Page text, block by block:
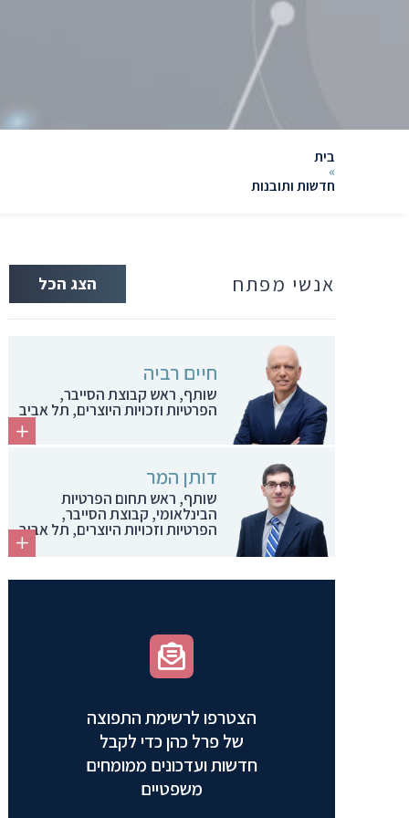
בית
»
חדשות ותובנות
אנשי מפתח הצג הכל
חיים רביה
שותף, ראש קבוצת הסייבר,
הפרטיות וזכויות היוצרים, תל אביב
דותן המר
שותף, ראש תחום הפרטיות
הבינלאומי, קבוצת הסייבר,
הפרטיות וזכויות היוצרים, תל אביב
הצטרפו לרשימת התפוצה
של פרל כהן כדי לקבל
חדשות ועדכונים ממומחים
משפטיים